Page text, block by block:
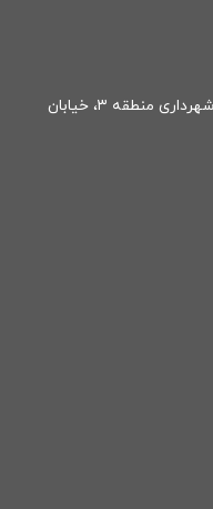
نشانی: تهران، خیابان دکتر شریعتی، جنب شهرداری منطقه ۳، خیابان